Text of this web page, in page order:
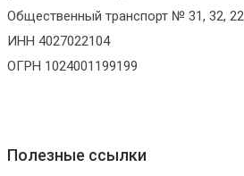
Общественный транспорт № 31, 32, 22
ИНН 4027022104
ОГРН 1024001199199
Полезные ссылки